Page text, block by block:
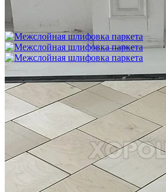
цементную стяжку) способом жесткого
750 ₽
Межслойная шлифовка паркета